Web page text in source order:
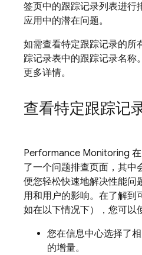
签页中的跟踪记录列表进行
应用中的潜在问题。
如需查看特定跟踪记录的所
踪记录表中的跟踪记录名称
更多详情。
查看特定跟踪记
Performance Monitoring 在
了一个问题排查页面，其中
便您轻松快速地解决性能问
用和用户的影响。在了解到
如在以下情况下），您可以
您在信息中心选择了
的增量。